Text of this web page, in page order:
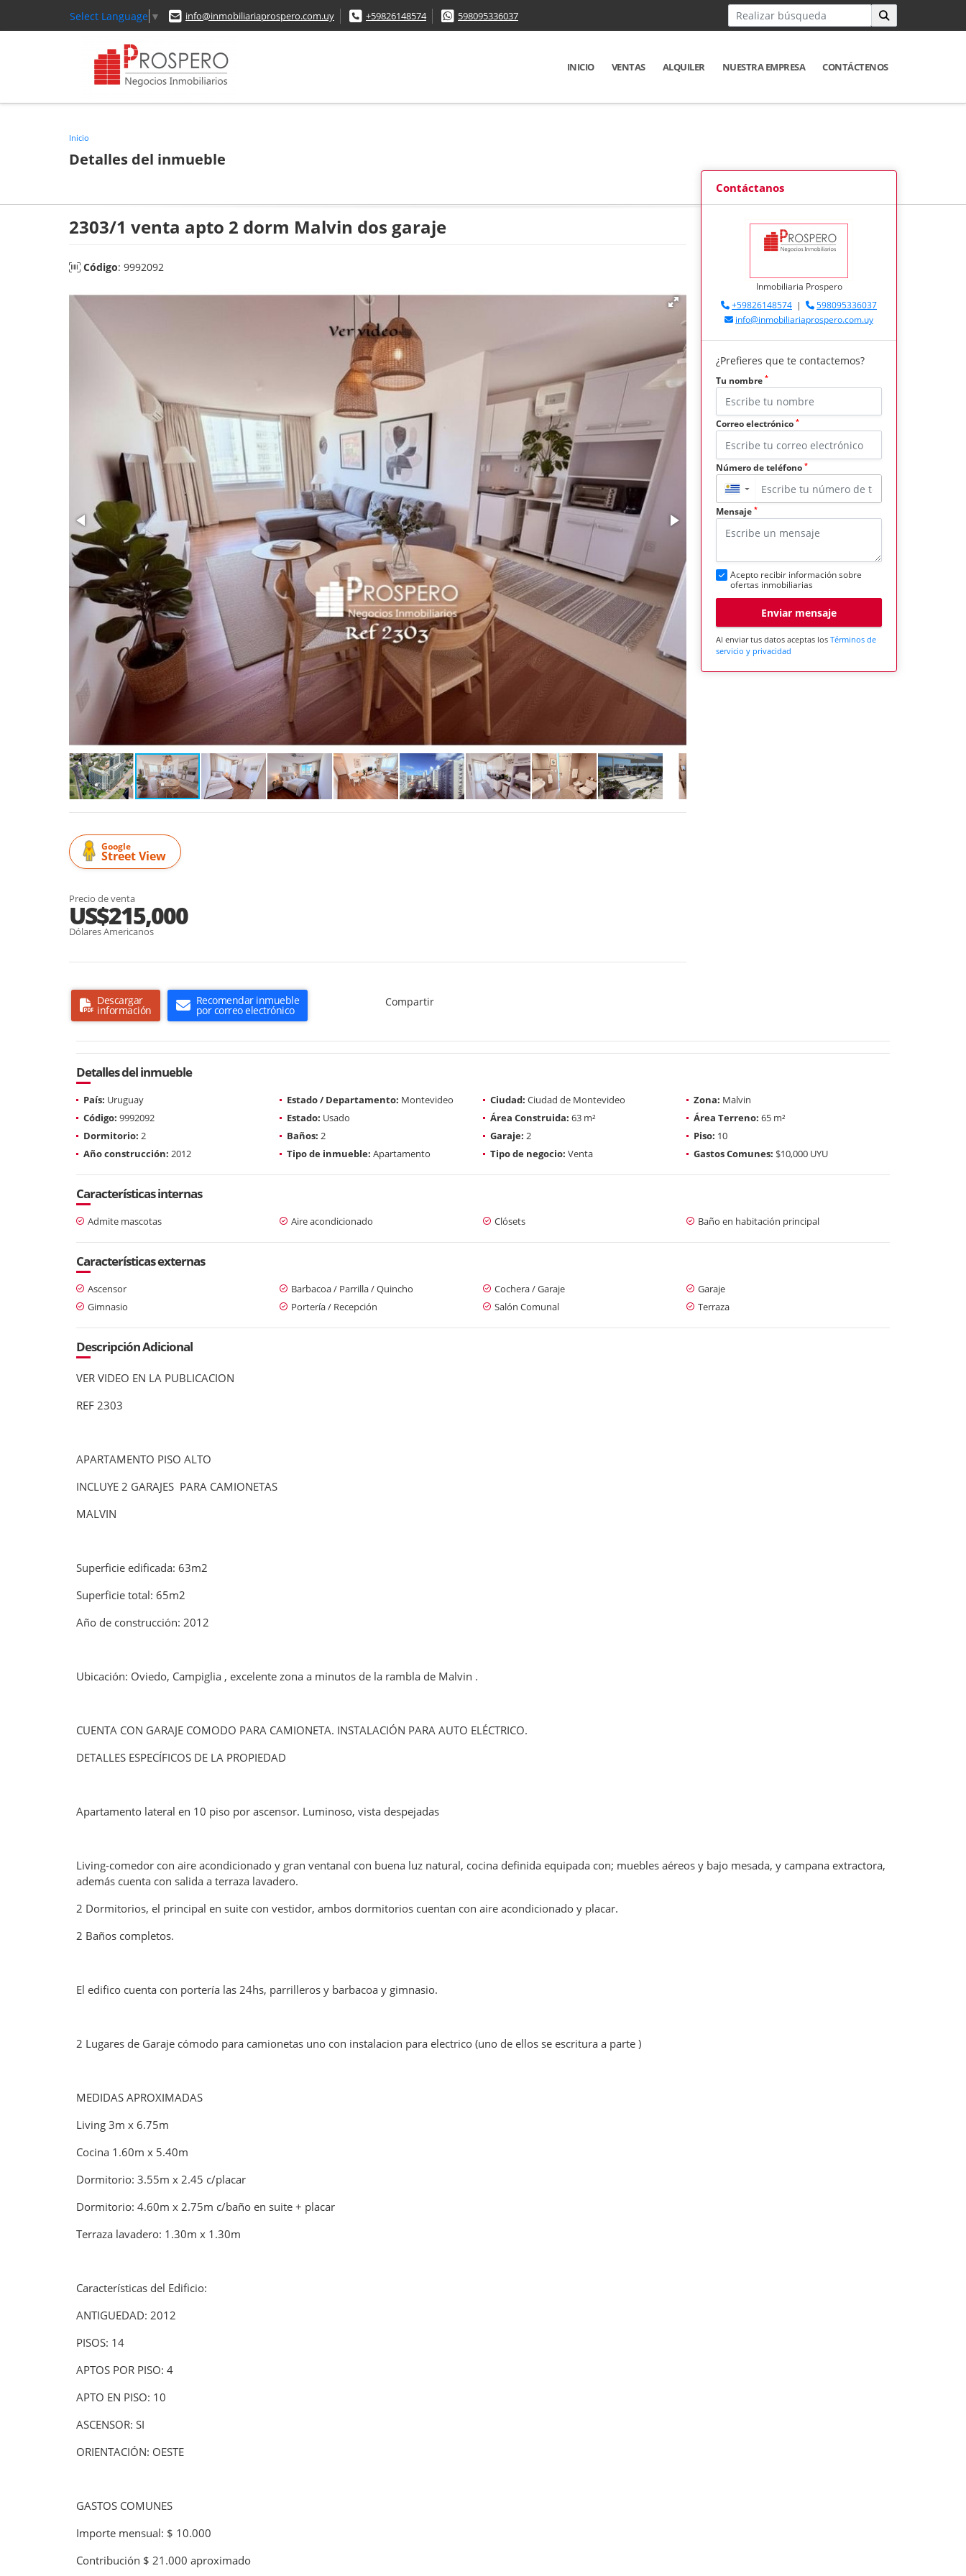
Select Language ▼ info@inmobiliariaprospero.com.uy +59826148574 598095336037
INICIO VENTAS ALQUILER NUESTRA EMPRESA CONTÁCTENOS
Inicio
Detalles del inmueble
2303/1 venta apto 2 dorm Malvin dos garaje
Código: 9992092
Google
Street View
Precio de venta
US$215,000
Dólares Americanos
Descargar
información
Recomendar inmueble
por correo electrónico
Compartir
Contáctanos
Inmobiliaria Prospero
+59826148574 |
598095336037
info@inmobiliariaprospero.com.uy
¿Prefieres que te contactemos?
Tu nombre *
Correo electrónico *
Número de teléfono *
▼
Mensaje *
Acepto recibir información sobre
ofertas inmobiliarias
Enviar mensaje
Al enviar tus datos aceptas los Términos de
servicio y privacidad
Detalles del inmueble
País: Uruguay Estado / Departamento: Montevideo Ciudad: Ciudad de Montevideo Zona: Malvin
Código: 9992092 Estado: Usado Área Construida: 63 m² Área Terreno: 65 m²
Dormitorio: 2 Baños: 2 Garaje: 2 Piso: 10
Año construcción: 2012 Tipo de inmueble: Apartamento Tipo de negocio: Venta Gastos Comunes: $10,000 UYU
Características internas
Admite mascotas Aire acondicionado Clósets Baño en habitación principal
Características externas
Ascensor Barbacoa / Parrilla / Quincho Cochera / Garaje
Garaje
Gimnasio
Portería / Recepción Salón Comunal Terraza
Descripción Adicional
VER VIDEO EN LA PUBLICACION
REF 2303
APARTAMENTO PISO ALTO
INCLUYE 2 GARAJES PARA CAMIONETAS
MALVIN
Superficie edificada: 63m2
Superficie total: 65m2
Año de construcción: 2012
Ubicación: Oviedo, Campiglia , excelente zona a minutos de la rambla de Malvin .
CUENTA CON GARAJE COMODO PARA CAMIONETA. INSTALACIÓN PARA AUTO ELÉCTRICO.
DETALLES ESPECÍFICOS DE LA PROPIEDAD
Apartamento lateral en 10 piso por ascensor. Luminoso, vista despejadas
Living-comedor con aire acondicionado y gran ventanal con buena luz natural, cocina definida equipada con; muebles aéreos y bajo mesada, y campana extractora,
además cuenta con salida a terraza lavadero.
2 Dormitorios, el principal en suite con vestidor, ambos dormitorios cuentan con aire acondicionado y placar.
2 Baños completos.
El edifico cuenta con portería las 24hs, parrilleros y barbacoa y gimnasio.
2 Lugares de Garaje cómodo para camionetas uno con instalacion para electrico (uno de ellos se escritura a parte )
MEDIDAS APROXIMADAS
Living 3m x 6.75m
Cocina 1.60m x 5.40m
Dormitorio: 3.55m x 2.45 c/placar
Dormitorio: 4.60m x 2.75m c/baño en suite + placar
Terraza lavadero: 1.30m x 1.30m
Características del Edificio:
ANTIGUEDAD: 2012
PISOS: 14
APTOS POR PISO: 4
APTO EN PISO: 10
ASCENSOR: SI
ORIENTACIÓN: OESTE
GASTOS COMUNES
Importe mensual: $ 10.000
Contribución $ 21.000 aproximado